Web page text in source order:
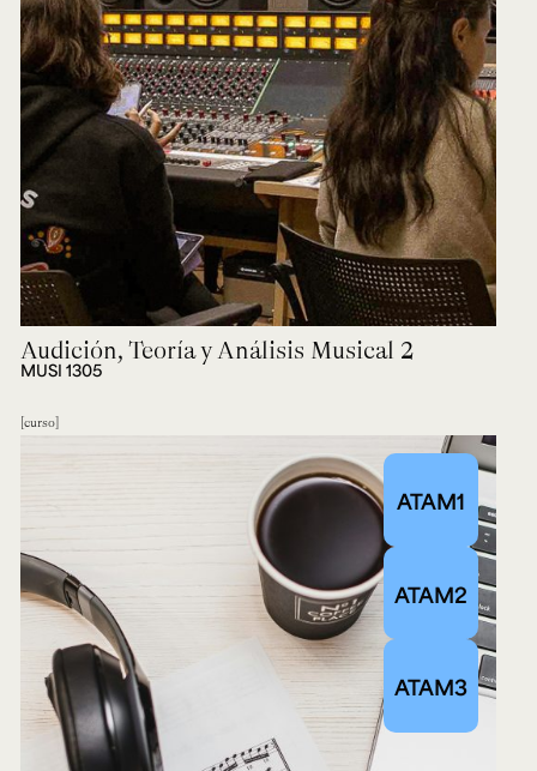
Configuración de cookies
Universidad de los Andes | Vigilada Mineducación.
Reconocimiento como universidad: Decreto 1297 del 30
de mayo de 1964. Reconocimiento de personería jurídica:
Resolución 28 del 23 de febrero de 1949, Minjusticia.
Acreditación institucional de alta calidad, 10 años:
Resolución 000194 del 16 de enero del 2025.
Ext. 2626
Posgrados
Ext. 4925
Educación
Continua
Ext. 4795
Audición, Teoría y Análisis Musical 2
MUSI 1305
curso
ATAM1
ATAM2
ATAM3